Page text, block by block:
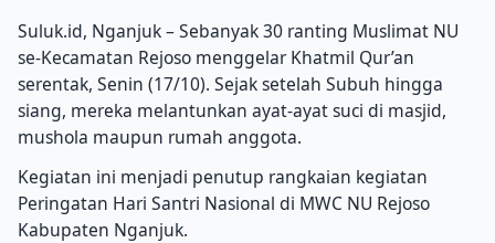
Suluk.id, Nganjuk – Sebanyak 30 ranting Muslimat NU
se-Kecamatan Rejoso menggelar Khatmil Qur’an
serentak, Senin (17/10). Sejak setelah Subuh hingga
siang, mereka melantunkan ayat-ayat suci di masjid,
mushola maupun rumah anggota.
Kegiatan ini menjadi penutup rangkaian kegiatan
Peringatan Hari Santri Nasional di MWC NU Rejoso
Kabupaten Nganjuk.